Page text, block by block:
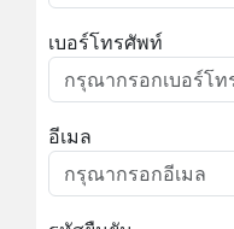
เบอร์โทรศัพท์
อีเมล